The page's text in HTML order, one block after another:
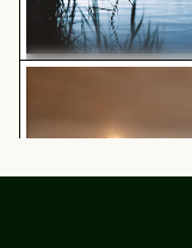
Schilf am ruhigen
Funkelnde 2026